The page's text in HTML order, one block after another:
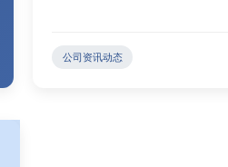
公司资讯动态